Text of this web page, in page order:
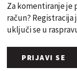
Za komentiranje je
račun?
uključi se u
PRIJAVI SE